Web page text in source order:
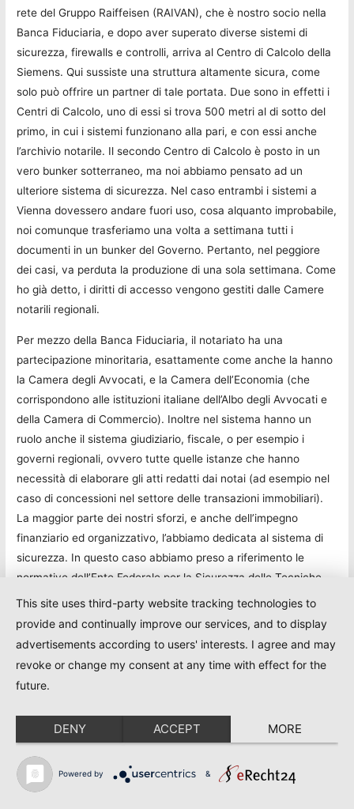
rete del Gruppo Raiffeisen (RAIVAN), che è nostro socio nella
Banca Fiduciaria, e dopo aver superato diverse sistemi di
sicurezza, firewalls e controlli, arriva al Centro di Calcolo della
Siemens. Qui sussiste una struttura altamente sicura, come
solo può offrire un partner di tale portata. Due sono in effetti i
Centri di Calcolo, uno di essi si trova 500 metri al di sotto del
primo, in cui i sistemi funzionano alla pari, e con essi anche
l’archivio notarile. Il secondo Centro di Calcolo è posto in un
vero bunker sotterraneo, ma noi abbiamo pensato ad un
ulteriore sistema di sicurezza. Nel caso entrambi i sistemi a
Vienna dovessero andare fuori uso, cosa alquanto improbabile,
noi comunque trasferiamo una volta a settimana tutti i
documenti in un bunker del Governo. Pertanto, nel peggiore
dei casi, va perduta la produzione di una sola settimana. Come
ho già detto, i diritti di accesso vengono gestiti dalle Camere
notarili regionali.
Per mezzo della Banca Fiduciaria, il notariato ha una
partecipazione minoritaria, esattamente come anche la hanno
la Camera degli Avvocati, e la Camera dell’Economia (che
corrispondono alle istituzioni italiane dell’Albo degli Avvocati e
della Camera di Commercio). Inoltre nel sistema hanno un
ruolo anche il sistema giudiziario, fiscale, o per esempio i
governi regionali, ovvero tutte quelle istanze che hanno
necessità di elaborare gli atti redatti dai notai (ad esempio nel
caso di concessioni nel settore delle transazioni immobiliari).
La maggior parte dei nostri sforzi, e anche dell’impegno
finanziario ed organizzativo, l’abbiamo dedicata al sistema di
sicurezza. In questo caso abbiamo preso a riferimento le
normative dell’Ente Federale per la Sicurezza delle Tecniche
Informatiche della Repubblica Tedesca. È stata effettuata una
precisa analisi delle minacce e dei rischi, e infine sviluppato un
Camera Federale, presso i vari partner o anche nella Banca
Fiduciaria, o presso il certificatore o nella rete del Raiffeisen.
Prima di tutto i rischi a cui vanno incontro i dati: noi
garantiamo la segretezza grazie alle procedure di
codificazione, l’integrità dei dati grazie alla cosiddetta
This site uses third-party website tracking technologies to
provide and continually improve our services, and to display
advertisements according to users' interests. I agree and may
revoke or change my consent at any time with effect for the
future.
DENY ACCEPT MORE
Powered by &